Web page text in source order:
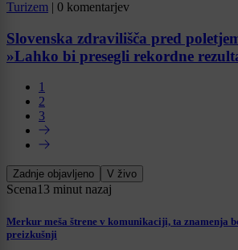
Turizem | 0 komentarjev
Slovenska zdravilišča pred
»Lahko bi presegli rekordne
1
2
3
Zadnje objavljeno V živo
Scena13 minut nazaj
Merkur meša štrene v komunikaciji, ta znamenja
preizkušnji